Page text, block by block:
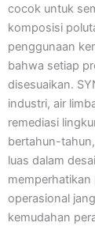
cocok untuk
komposisi
penggunaan
bahwa setiap
disesuaikan.
industri, air
remediasi
bertahun-
luas dalam
operasional
kemudahan